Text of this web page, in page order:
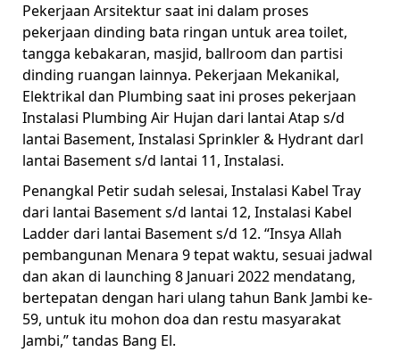
Pekerjaan Arsitektur saat ini dalam proses
pekerjaan dinding bata ringan untuk area toilet,
tangga kebakaran, masjid, ballroom dan partisi
dinding ruangan lainnya. Pekerjaan Mekanikal,
Elektrikal dan Plumbing saat ini proses pekerjaan
Instalasi Plumbing Air Hujan dari lantai Atap s/d
lantai Basement, Instalasi Sprinkler & Hydrant darl
lantai Basement s/d lantai 11, Instalasi.
Penangkal Petir sudah selesai, Instalasi Kabel Tray
dari lantai Basement s/d lantai 12, Instalasi Kabel
Ladder dari lantai Basement s/d 12. “Insya Allah
pembangunan Menara 9 tepat waktu, sesuai jadwal
dan akan di launching 8 Januari 2022 mendatang,
bertepatan dengan hari ulang tahun Bank Jambi ke-
59, untuk itu mohon doa dan restu masyarakat
Jambi,” tandas Bang El.